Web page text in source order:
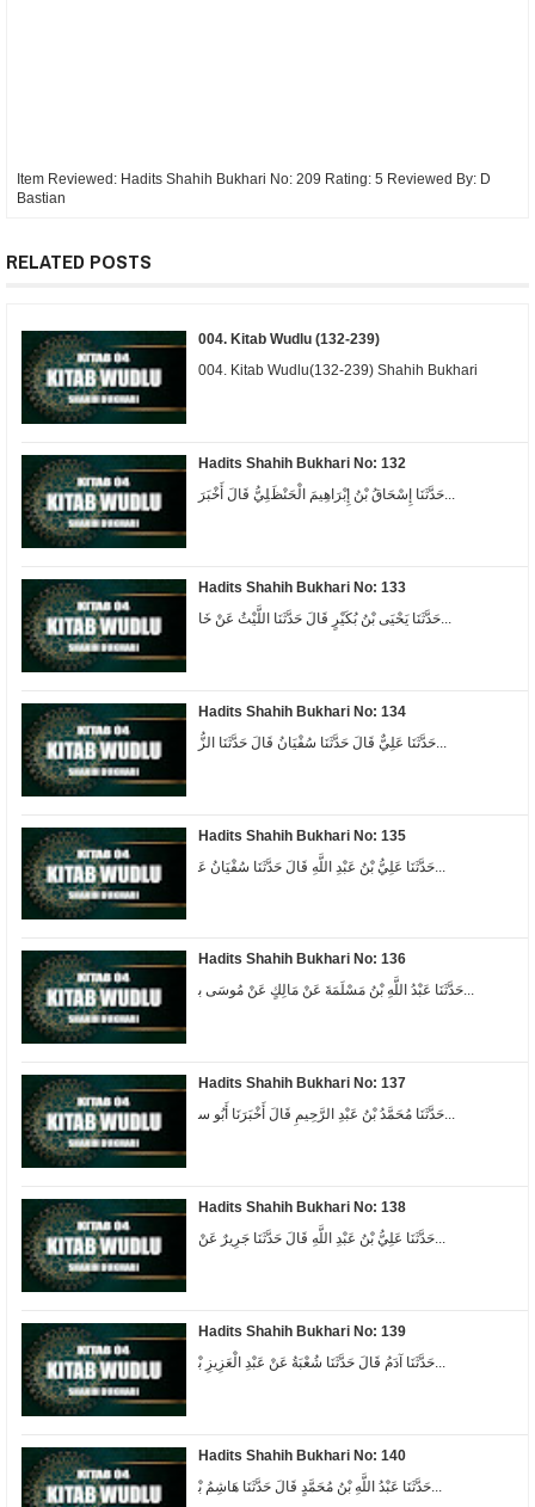
Item Reviewed: Hadits Shahih Bukhari No: 209 Rating: 5 Reviewed By: D
Bastian
RELATED POSTS
004. Kitab Wudlu (132-239)
004. Kitab Wudlu(132-239) Shahih Bukhari
Hadits Shahih Bukhari No: 132
ﺣَﺪَّﺛَﻨَﺎ ﺇِﺳْﺤَﺎﻕُ ﺑْﻦُ ﺇِﺑْﺮَﺍﻫِﻴﻢَ ﺍﻟْﺤَﻨْﻆَﻠِﻲُّ ﻗَﺎﻝَ ﺃَﺧْﺒَﺮَ...
Hadits Shahih Bukhari No: 133
ﺣَﺪَّﺛَﻨَﺎ ﻳَﺤْﻴَﻰ ﺑْﻦُ ﺑُﻜَﻴْﺮٍ ﻗَﺎﻝَ ﺣَﺪَّﺛَﻨَﺎ ﺍﻟﻠَّﻴْﺚُ ﻋَﻦْ ﺧَﺎ...
Hadits Shahih Bukhari No: 134
Hadits Shahih Bukhari No: 135
Hadits Shahih Bukhari No: 136
ﺣَﺪَّﺛَﻨَﺎ ﻋَﺒْﺪُ ﺍﻟﻠَّﻪِ ﺑْﻦُ ﻣَﺴْﻠَﻤَﺔَ ﻋَﻦْ ﻣَﺎﻟِﻚٍ ﻋَﻦْ ﻣُﻮﺳَﻰ ﺑ...
Hadits Shahih Bukhari No: 137
ﺣَﺪَّﺛَﻨَﺎ ﻣُﺤَﻤَّﺪُ ﺑْﻦُ ﻋَﺒْﺪِ ﺍﻟﺮَّﺣِﻴﻢِ ﻗَﺎﻝَ ﺃَﺧْﺒَﺮَﻧَﺎ ﺃَﺑُﻮ ﺳ...
Hadits Shahih Bukhari No: 138
ﺣَﺪَّﺛَﻨَﺎ ﻋَﻠِﻲُّ ﺑْﻦُ ﻋَﺒْﺪِ ﺍﻟﻠَّﻪِ ﻗَﺎﻝَ ﺣَﺪَّﺛَﻨَﺎ ﺟَﺮِﻳﺮٌ ﻋَﻦْ...
Hadits Shahih Bukhari No: 139
ﺣَﺪَّﺛَﻨَﺎ ﺁﺩَﻡُ ﻗَﺎﻝَ ﺣَﺪَّﺛَﻨَﺎ ﺷُﻌْﺒَﺔُ ﻋَﻦْ ﻋَﺒْﺪِ ﺍﻟْﻌَﺰِﻳﺰِ ﺑْ...
Hadits Shahih Bukhari No: 140